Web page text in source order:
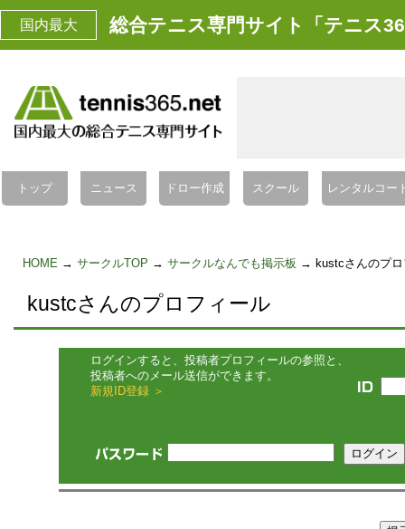
国内最大 総合テニス専門サイト「テニス
トップ ニュース ドロー作成 スクール レンタルコー
HOME → サークルTOP → サークルなんでも掲示板 → kustcさんのプロ
kustcさんのプロフィール
ログインすると、投稿者プロフィールの参照と、
投稿者へのメール送信ができます。
新規ID登録 ＞